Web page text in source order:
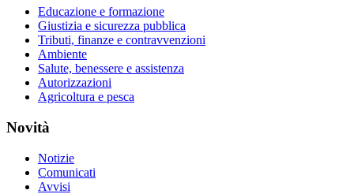
Educazione e formazione
Giustizia e sicurezza pubblica
Tributi, finanze e contravvenzioni
Ambiente
Salute, benessere e assistenza
Autorizzazioni
Agricoltura e pesca
Novità
Notizie
Comunicati
Avvisi